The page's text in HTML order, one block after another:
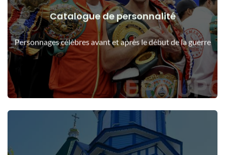
Catalogue de personnalité
Personnages célèbres avant et après le début de la guerre
Les gens avant et après le début de la guerre
Voir les détails